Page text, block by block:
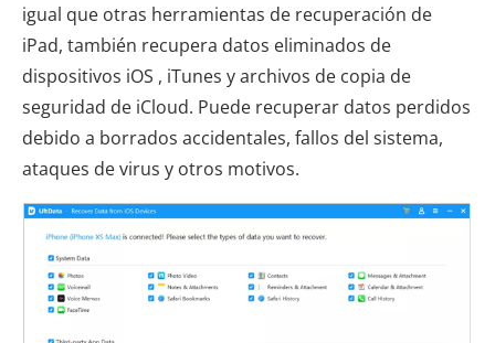
igual que otras herramientas de recuperación de
iPad, también recupera datos eliminados de
dispositivos iOS , iTunes y archivos de copia de
seguridad de iCloud. Puede recuperar datos perdidos
debido a borrados accidentales, fallos del sistema,
ataques de virus y otros motivos.